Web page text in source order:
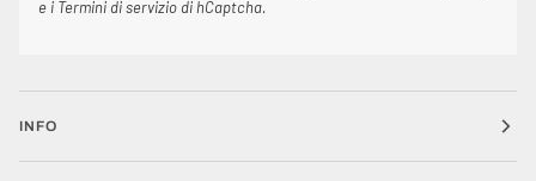
e i Termini di servizio di hCaptcha.
INFO